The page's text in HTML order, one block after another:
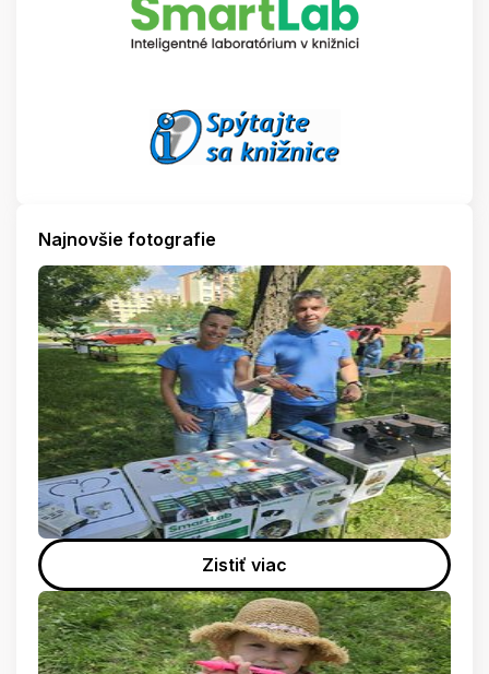
Najnovšie fotografie
Zistiť viac